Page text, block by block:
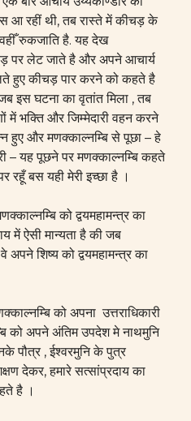
आ रहीं थी, तब रास्ते में कीचड़ के
रुकजाति है. यह देख
पर लेट जाते है और अपने आचार्य
हुए कीचड़ पार करने को कहते है
इस घटना का वृतांत मिला , तब
में भक्ति और जिम्मेदारी वहन करने
हुए और मणक्काल्नम्बि से पूछा – हे
– यह पूछने पर मणक्काल्नम्बि कहते
रहूँ बस यही मेरी इच्छा है ।
को द्वयमहामन्त्र का
ऐसी मान्यता है की जब
अपने शिष्य को द्वयमहामन्त्र का
को अपना उत्तराधिकारी
को अपने अंतिम उपदेश मे नाथमुनि
पौत्र , ईश्वरमुनि के पुत्र
देकर, हमारे सत्सांप्रदाय का
है ।